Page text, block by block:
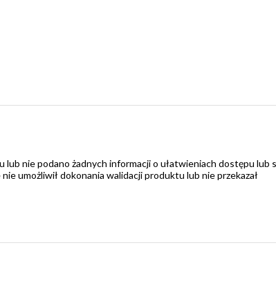
nie podano żadnych informacji o ułatwieniach dostępu lub
umożliwił dokonania walidacji produktu lub nie przekazał